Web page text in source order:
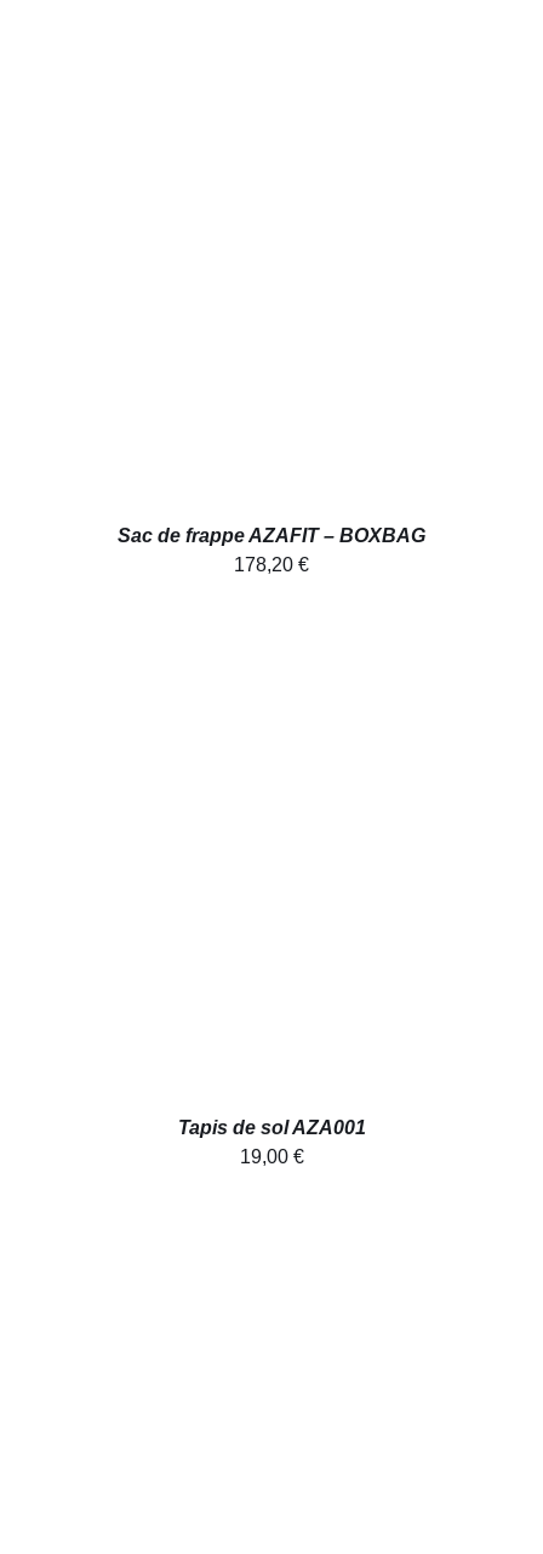
Sac de frappe AZAFIT – BOXBAG
178,20 €
Tapis de sol AZA001
19,00 €